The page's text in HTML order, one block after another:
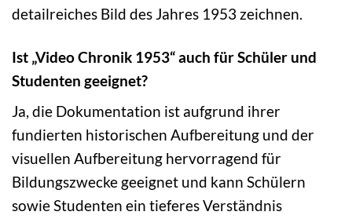
detailreiches Bild des Jahres 1953 zeichnen.
Ist „Video Chronik 1953“ auch für Schüler und
Studenten geeignet?
Ja, die Dokumentation ist aufgrund ihrer
fundierten historischen Aufbereitung und der
visuellen Aufbereitung hervorragend für
Bildungszwecke geeignet und kann Schülern
sowie Studenten ein tieferes Verständnis